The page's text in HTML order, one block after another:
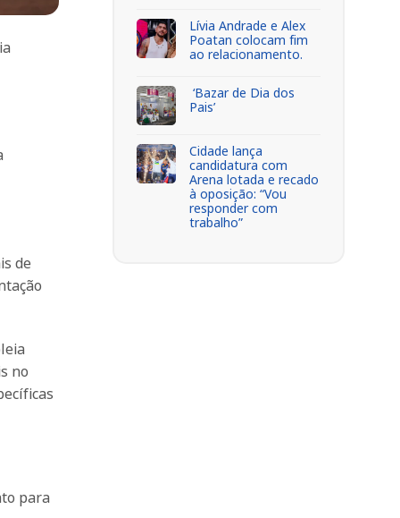
de
no
para
Lívia Andrade e Alex
Poatan colocam fim
ao relacionamento.
‘Bazar de Dia dos
Pais’
Cidade lança
candidatura com
Arena lotada e recado
à oposição: “Vou
responder com
trabalho”